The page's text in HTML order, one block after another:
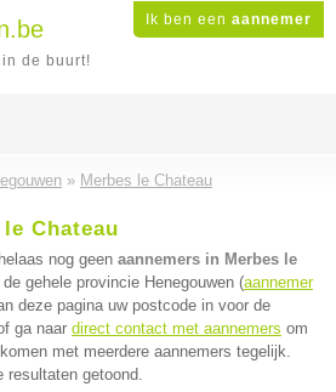
Ik ben een aannemer
de buurt!
» Merbes le Chateau
Chateau
nog geen aannemers in Merbes le
gehele provincie Henegouwen (aannemer
deze pagina uw postcode in voor de
ga naar direct contact met aannemers om
met meerdere aannemers tegelijk.
resultaten getoond.